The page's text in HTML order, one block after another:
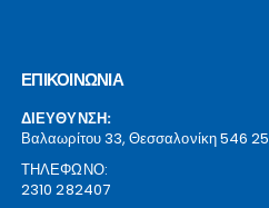
ΕΠΙΚΟΙΝΩΝΙΑ
ΔΙΕΥΘΥΝΣΗ:
Βαλαωρίτου 33, Θεσσαλονίκη 546 25
ΤΗΛΕΦΩΝΟ:
2310 282407